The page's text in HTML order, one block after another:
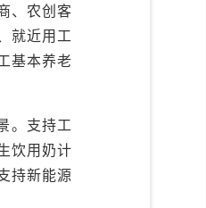
、农创客
就近用工
基本养老
。支持工
饮用奶计
持新能源